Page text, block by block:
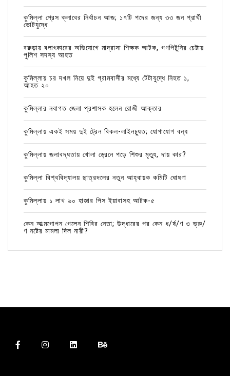
কুমিল্লা প্রেস ক্লাবের নির্বাচন আজ; ১৭টি পদের জন্য ৩৩ জন প্রার্থী
ভোটযুদ্ধে
বরুড়ায় বলাৎকারের অভিযোগে মাদ্রাসা শিক্ষক আটক, গণপিটুনির চেষ্টায়
পুলিশ সদস্য আহত
কুমিল্লায় চর দখল নিয়ে দুই গ্রামবাসীর মধ্যে টেটাযুদ্ধে নিহত ১,
আহত ২০
কুমিল্লার নবাগত জেলা প্রশাসক হলেন রোজী আক্তার
কুমিল্লায় একই সময় দুই ট্রেন বিকল-লাইনচ্যুত; যোগাযোগ বন্ধ
কুমিল্লায় জলাবদ্ধতায় খোলা ড্রেনে পড়ে শিশুর মৃত্যু, দায় কার?
কুমিল্লা বিশ্ববিদ্যালয় ছাত্রদলের নতুন আহ্বায়ক কমিটি ঘোষণা
কুমিল্লায় ১ লাখ ৬০ হাজার পিস ইয়াবাসহ আটক-৫
কেন আত্মগোপন গেলেন শিবির নেতা; উদ্ধারের পর কেন ধ/র্ষ/ণ ও ভ্রু/
ণ নষ্টের মামলা দিল নারী?